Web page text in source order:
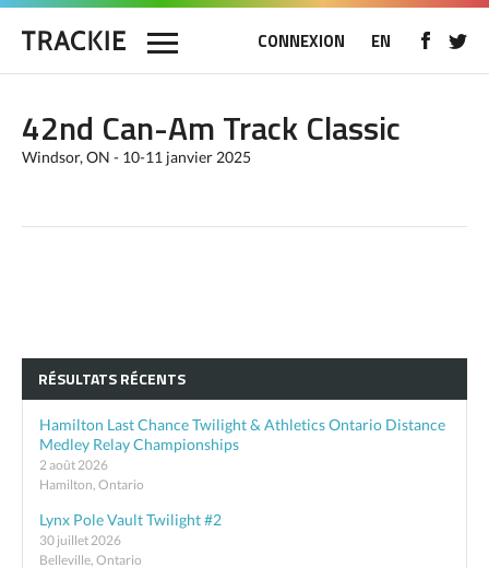
CONNEXION EN
42nd Can-Am Track Classic
Windsor, ON - 10-11 janvier 2025
RÉSULTATS RÉCENTS
Hamilton Last Chance Twilight & Athletics Ontario Distance
Medley Relay Championships
2 août 2026
Hamilton, Ontario
Lynx Pole Vault Twilight #2
30 juillet 2026
Belleville, Ontario